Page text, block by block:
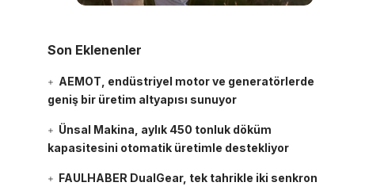
Son Eklenenler
AEMOT, endüstriyel motor ve generatörlerde
geniş bir üretim altyapısı sunuyor
Ünsal Makina, aylık 450 tonluk döküm
kapasitesini otomatik üretimle destekliyor
FAULHABER DualGear, tek tahrikle iki senkron